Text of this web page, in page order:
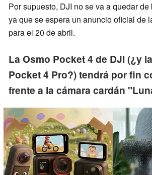
Por supuesto, DJI no se va a quedar
ya que se espera un anuncio oficial de
para el 20 de abril.
La Osmo Pocket 4 de DJI (¿y
Pocket 4 Pro?) tendrá por fin
frente a la cámara cardán